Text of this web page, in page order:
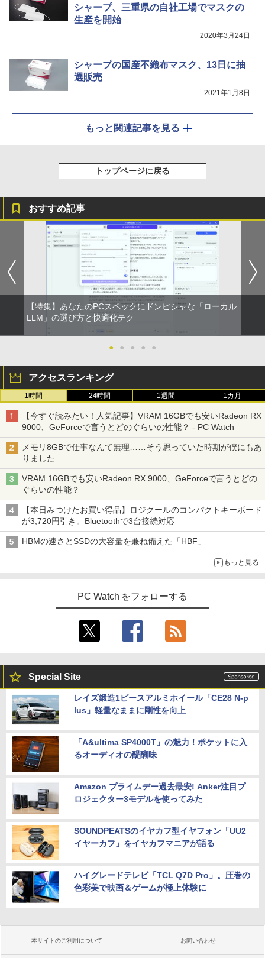
シャープ、三重県の自社工場でマスクの
生産を開始
2020年3月24日
シャープの国産不織布マスク、13日に抽
選販売
2021年1月8日
もっと関連記事を見る
トップページに戻る
おすすめ記事
【特集】あなたのPCスペックにドンピシャな「ローカル
LLM」の選び方と快適化テク
● ● ● ● ●
アクセスランキング
1時間 24時間 1週間 1カ月
【今すぐ読みたい！人気記事】VRAM 16GBでも安いRadeon RX
9000、GeForceで言うとどのぐらいの性能？ - PC Watch
メモリ8GBで仕事なんて無理……そう思っていた時期が僕にもあ
りました
VRAM 16GBでも安いRadeon RX 9000、GeForceで言うとどの
ぐらいの性能？
【本日みつけたお買い得品】ロジクールのコンパクトキーボード
が3,720円引き。Bluetoothで3台接続対応
HBMの速さとSSDの大容量を兼ね備えた「HBF」
もっと見る
PC Watch をフォローする
Special Site
レイズ鍛造1ピースアルミホイール「CE28 N-p
lus」軽量なままに剛性を向上
「A&ultima SP4000T」の魅力！ポケットに入
るオーディオの醍醐味
Amazon プライムデー過去最安! Anker注目プ
ロジェクター3モデルを使ってみた
SOUNDPEATSのイヤカフ型イヤフォン「UU2
イヤーカフ」をイヤカフマニアが語る
ハイグレードテレビ「TCL Q7D Pro」。圧巻の
色彩美で映画＆ゲームが極上体験に
本サイトのご利用について お問い合わせ